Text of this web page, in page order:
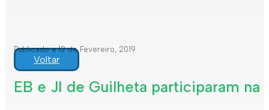
Publicado a 12 de Fevereiro, 2019
Voltar
EB e JI de Guilheta participaram